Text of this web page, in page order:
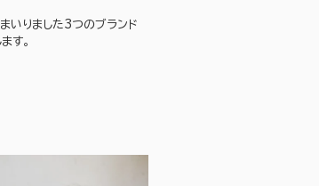
いりました3つのブランド
す。